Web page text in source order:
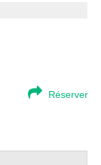
Réserver